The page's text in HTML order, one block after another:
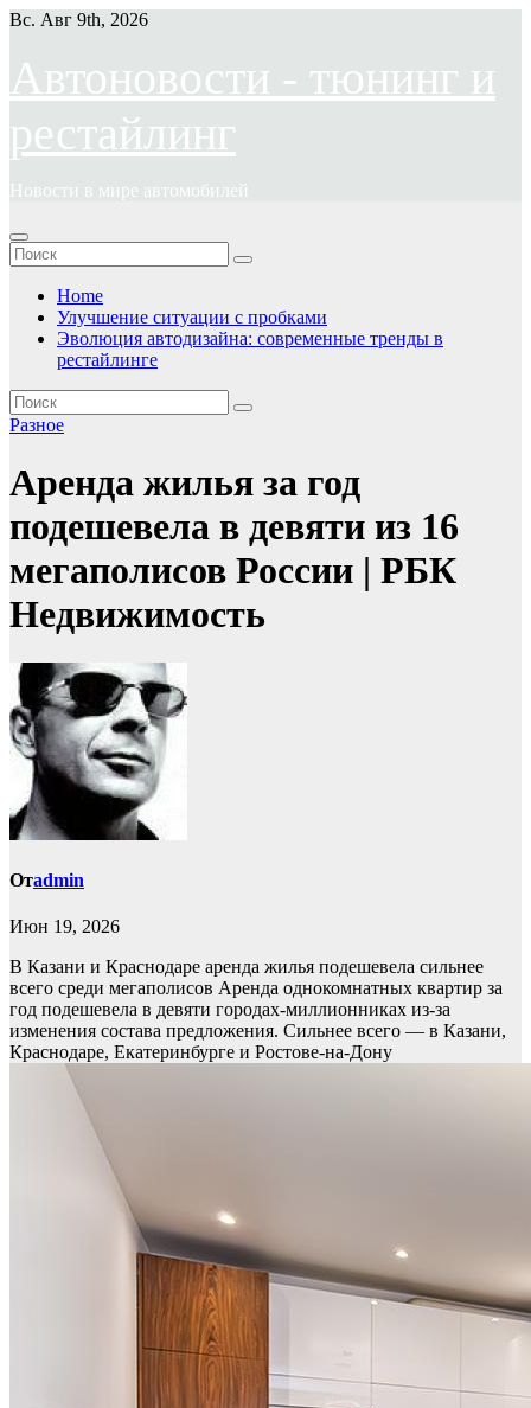
Перейти
содержимому
Вс. Авг 9th, 2026
Автоновости - тюнинг и
рестайлинг
Новости в мире автомобилей
Home
Улучшение ситуации с пробками
Эволюция автодизайна: современные тренды в
рестайлинге
Разное
Аренда жилья за год
подешевела в девяти из 16
мегаполисов России | РБК
Недвижимость
Отadmin
Июн 19, 2026
В Казани и Краснодаре аренда жилья подешевела сильнее
всего среди мегаполисов Аренда однокомнатных квартир за
год подешевела в девяти городах-миллионниках из-за
изменения состава предложения. Сильнее всего — в Казани,
Краснодаре, Екатеринбурге и Ростове-на-Дону